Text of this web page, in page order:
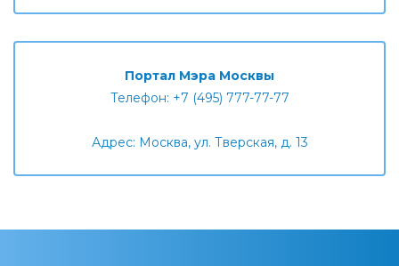
Портал Мэра Москвы
Телефон: +7 (495) 777-77-77
Адрес: Москва, ул. Тверская, д. 13